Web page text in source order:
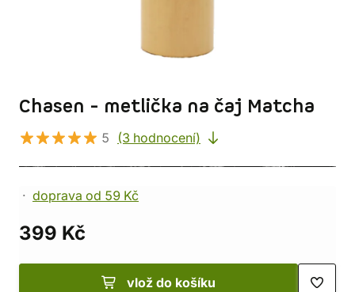
Chasen - metlička na čaj Matcha
5 (3 hodnocení)
doprava od 59 Kč
399 Kč
vlož do košíku